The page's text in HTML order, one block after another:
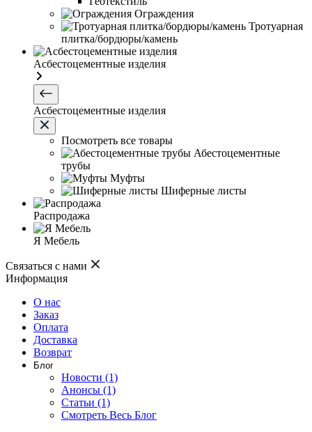
Ограждения
Тротуарная
плитка/бордюры/камень
Асбестоцементные изделия
Асбестоцементные изделия
Посмотреть все товары
Абестоцементные
трубы
Муфты
Шиферные листы
Распродажа
Я Мебель
Связаться с нами
Информация
О нас
Заказ
Оплата
Доставка
Возврат
Блог
Новости (1)
Анонсы (1)
Статьи (1)
Смотреть Весь Блог